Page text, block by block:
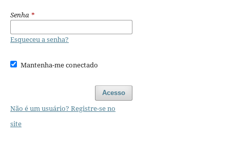
Senha *
Esqueceu a senha?
Mantenha-me conectado
Acesso
Não é um usuário? Registre-se no
site